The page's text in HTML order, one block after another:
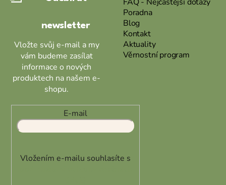
newsletter
Vložte svůj e-mail a my
vám budeme zasílat
informace o nových
produktech na našem e-
shopu.
E-mail
Vložením e-mailu souhlasíte s
Poradna
Blog
Kontakt
Aktuality
Věrnostní program